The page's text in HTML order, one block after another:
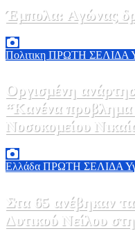
Έμπολα: Αγώνας
Πολιτικη ΠΡΩΤΗ ΣΕΛΙΔΑ
Οργισμένη
“Κανένα προβλημα
Νοσοκομείου
Ελλάδα ΠΡΩΤΗ ΣΕΛΙΔΑ
Στα 65 ανέβηκαν
Δυτικού Νείλου